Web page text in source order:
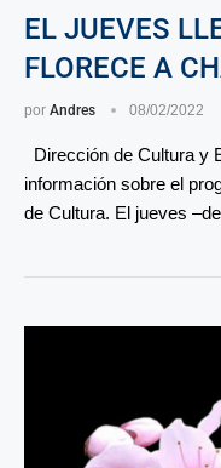
EL JUEVES
FLORECE A
por Andres 08/02/2022
Dirección de Cultura y
información sobre el
de Cultura. El jueves